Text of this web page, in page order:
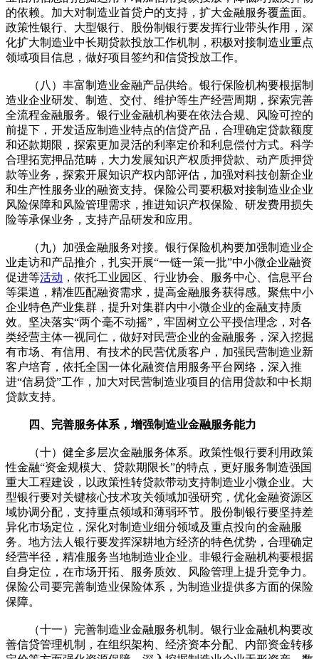
的依赖。加大对制造业首贷户的支持，扩大金融服务覆盖面。
政策性银行、大型银行、股份制银行要发挥行业带头作用，深
化扩大制造业中长期贷款投放工作机制，积极对接制造业重点
领域项目信息，做好项目签约和信贷投放工作。
（八）丰富制造业金融产品供给。银行保险机构要根据制
造业企业研发、制造、交付、维护等生产经营周期，探索完善
全流程金融服务。银行业金融机构要在依法合规、风险可控的
前提下，开发适应制造业特点的信贷产品，合理确定贷款额度
和还款期限，探索更加灵活的利率定价和利息偿付方式。科学
合理拓宽押品范畴，大力发展知识产权质押贷款、动产质押贷
款等业务，探索开展知识产权内部评估，加强对科技创新企业
和生产性服务业的融资支持。保险公司要积极对接制造业企业
风险保障和风险管理需求，推进知识产权保险、研发费用损失
险等承保业务，支持产品研发和应用。
（九）加强金融服务对接。银行保险机构要加强制造业企
业走访和产品推介，扎实开展“一链一策一批”中小微企业融资
促进等活动 ，依托工业园区、行业协会、服务中心、信息平台
等渠道，精准匹配融资需求，提高金融服务获得感。聚焦中小
企业特色产业集群，提升对集群内中小微企业的金融支持质
效。坚决落实“两个毫不动摇”，牢固树立公平授信理念，对各
类经营主体一视同仁，做好对民营企业的金融服务，深入挖掘
有市场、有信用、有技术的民营优质客户，加强民营制造业新
客户培育，依托全国一体化融资信用服务平台网络，深入推
进“信易贷”工作，加大对民营制造业项目的信用贷款和中长期
贷款支持。
四、完善服务体系，增强制造业金融服务能力
（十）健全多层次金融服务体系。政策性银行要利用政策
性金融“资金规模大、贷款期限长”的特点，更好服务制造强国
重大工程建设，以政策性转贷款带动支持制造业小微企业。大
型银行要对关键核心技术攻关领域加强研究，优化金融资源区
域协调分配，支持重点领域和薄弱环节。股份制银行要坚持差
异化市场定位，深化对制造业细分领域及重点投向的金融服
务。地方法人银行要发挥深耕地方经济的特色优势，合理确定
经营半径，精准服务当地制造业企业。非银行金融机构要根据
自身定位，在市场开拓、服务质效、风险管理上提升竞争力。
保险公司要完善制造业保险体系，为制造业提供多方面的保险
保障。
（十一）完善制造业金融服务机制。银行业金融机构要改
善信贷管理机制，在组织架构、经济资本分配、内部资金转移